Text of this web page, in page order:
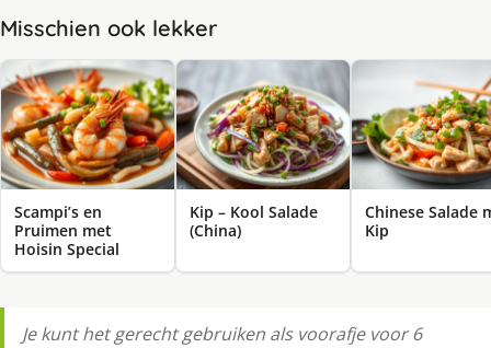
Misschien ook lekker
Scampi’s en
Pruimen met
Hoisin Special
Kip – Kool Salade
(China)
Chinese Salade
Kip
Je kunt het gerecht gebruiken als voorafje voor 6